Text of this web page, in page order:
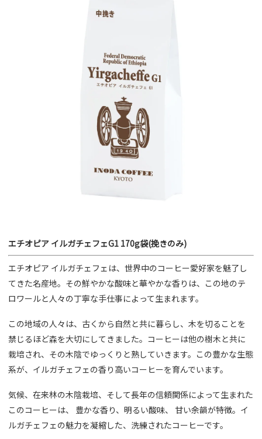
エチオピア イルガチェフェG1 170g袋(挽きのみ)
エチオピア イルガチェフェは、世界中のコーヒー愛好家を魅了し
てきた名産地。その鮮やかな酸味と華やかな香りは、この地のテ
ロワールと人々の丁寧な手仕事によって生まれます。
この地域の人々は、古くから自然と共に暮らし、木を切ることを
禁じるほど森を大切にしてきました。コーヒーは他の樹木と共に
栽培され、その木陰でゆっくりと熟していきます。この豊かな生態
系が、イルガチェフェの香り高いコーヒーを育んでいます。
気候、在来林の木陰栽培、そして長年の信頼関係によって生まれた
このコーヒーは、 豊かな香り、明るい酸味、 甘い余韻が特徴。イ
ルガチェフェの魅力を凝縮した、洗練されたコーヒーです。